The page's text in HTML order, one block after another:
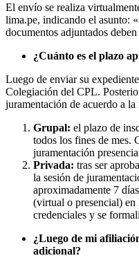
El envío se realiza
lima.pe, indicando el asunto:
documentos adjuntados
¿Cuánto es el plazo
Luego de enviar su
Colegiación del CPL.
juramentación de acuerdo a
Grupal: el plazo de
todos los fines de mes.
juramentación
Privada: tras ser
la sesión de
aproximadamente 7
(virtual o presencial) en
credenciales y se
¿Luego de mi
adicional?